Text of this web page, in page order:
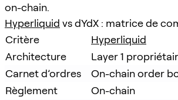
on-chain.
Hyperliquid vs dYdX : matrice de
Critère
Hyperliquid
Architecture
Layer 1
Carnet d’ordres
On-chain order
Règlement
On-chain